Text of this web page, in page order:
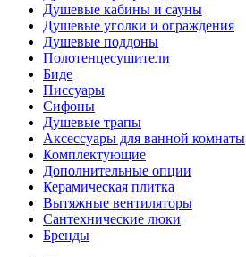
Душевые кабины и сауны
Душевые уголки и ограждения
Душевые поддоны
Полотенцесушители
Биде
Писсуары
Сифоны
Душевые трапы
Аксессуары для ванной комнаты
Комплектующие
Дополнительные опции
Керамическая плитка
Вытяжные вентиляторы
Сантехнические люки
Бренды